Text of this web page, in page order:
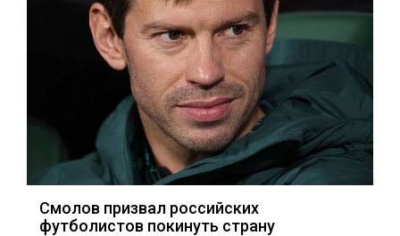
Смолов призвал российских
футболистов покинуть страну